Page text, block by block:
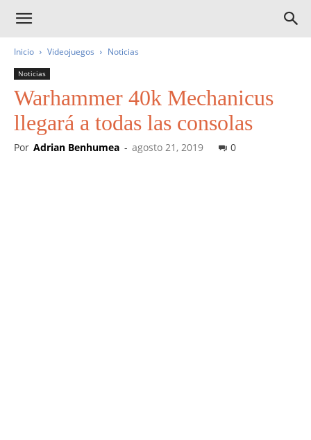
Inicio Videojuegos Noticias
Noticias
Warhammer 40k Mechanicus
llegará a todas las consolas
Por Adrian Benhumea - agosto 21, 2019 0